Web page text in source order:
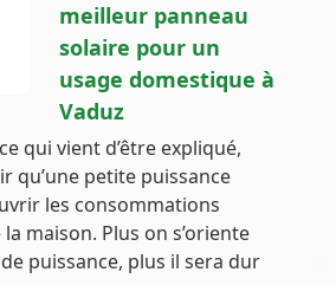
meilleur panneau
solaire pour un
usage domestique à
Vaduz
qui vient d’être expliqué,
qu’une petite puissance
les consommations
maison. Plus on s’oriente
puissance, plus il sera dur